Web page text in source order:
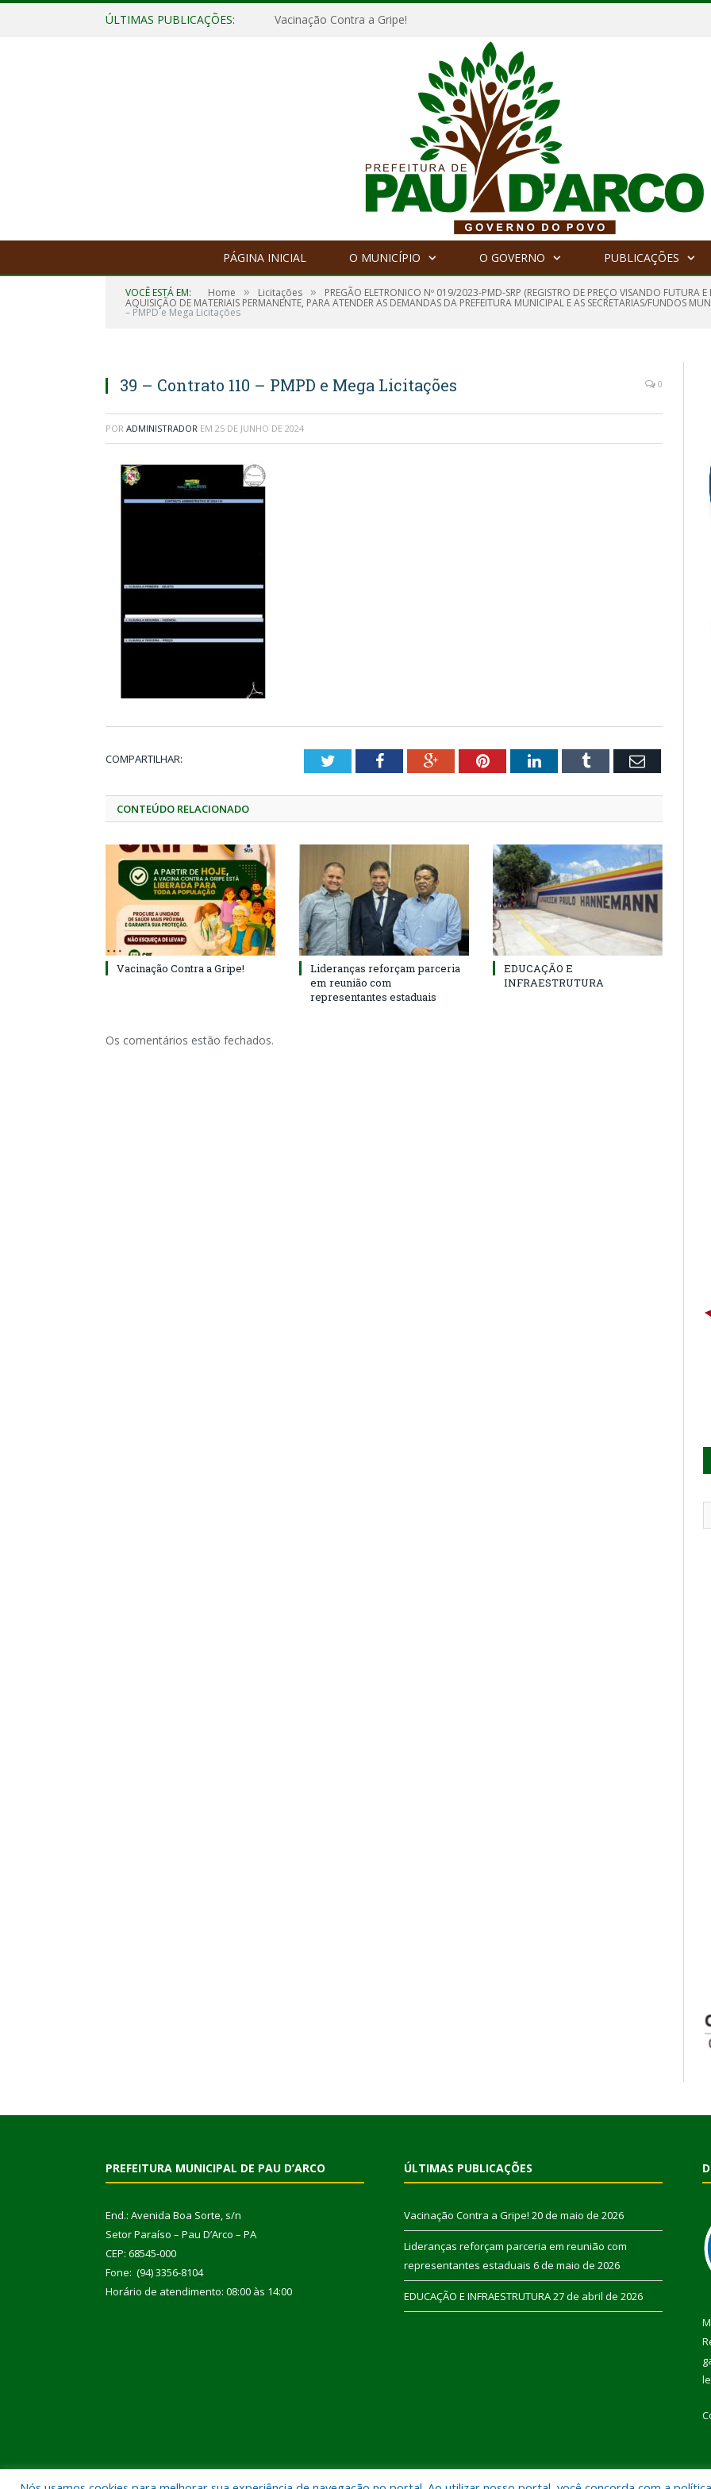
ÚLTIMAS PUBLICAÇÕES: Vacinação Contra a Gripe!
PÁGINA INICIAL O MUNICÍPIO O GOVERNO PUBLICAÇÕES
VOCÊ ESTÁ EM: Home » Licitações » PREGÃO ELETRONICO Nº 019/2023-PMD-SRP (REGISTRO DE PREÇO VISANDO FUTURA
AQUISIÇÃO DE MATERIAIS PERMANENTE, PARA ATENDER AS DEMANDAS DA PREFEITURA MUNICIPAL E AS SECRETARIAS/FUNDOS
– PMPD e Mega Licitações
39 – Contrato 110 – PMPD e Mega Licitações 0
POR ADMINISTRADOR EM 25 DE JUNHO DE 2024
COMPARTILHAR: TwitterFacebookGoogle+PinterestLinkedInTumblr Email
CONTEÚDO RELACIONADO
Vacinação Contra a Gripe!
Lideranças reforçam parceria
em reunião com
representantes estaduais
EDUCAÇÃO E
INFRAESTRUTURA
Os comentários estão fechados.
PREFEITURA MUNICIPAL DE PAU D’ARCO
End.: Avenida Boa Sorte, s/n
Setor Paraíso – Pau D’Arco – PA
CEP: 68545-000
Fone: (94) 3356-8104
Horário de atendimento: 08:00 às 14:00
ÚLTIMAS PUBLICAÇÕES
Vacinação Contra a Gripe! 20 de maio de 2026
Lideranças reforçam parceria em reunião com
representantes estaduais 6 de maio de 2026
EDUCAÇÃO E INFRAESTRUTURA27 de abril de 2026